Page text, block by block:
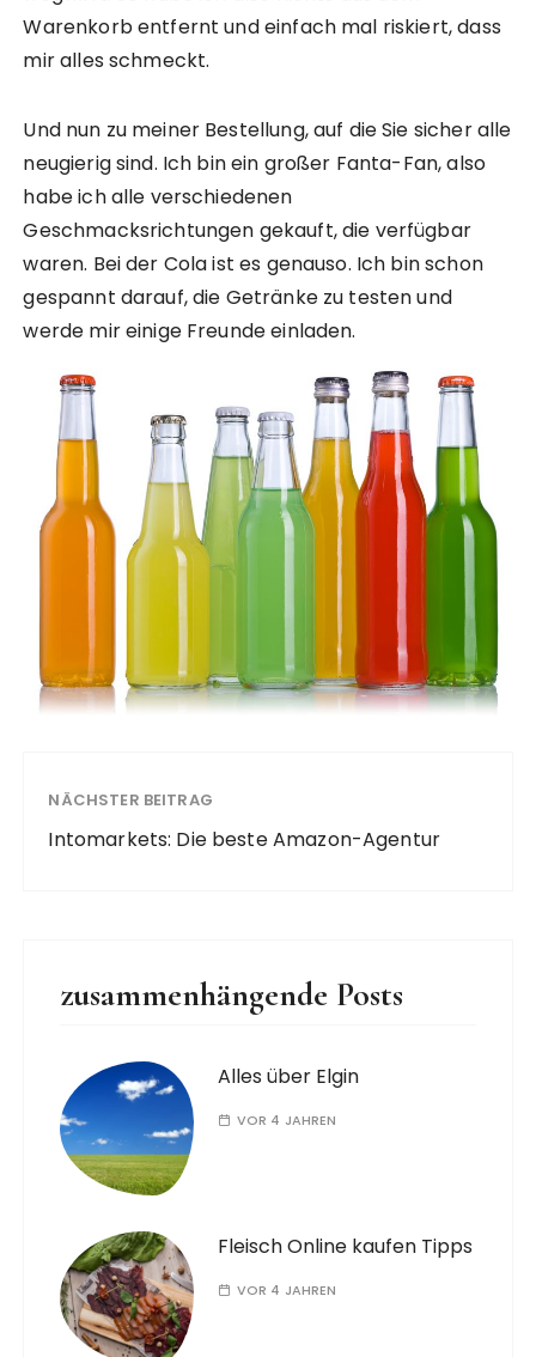
Warenkorb entfernt und einfach mal riskiert, dass
mir alles schmeckt.
Und nun zu meiner Bestellung, auf die Sie sicher alle
neugierig sind. Ich bin ein großer Fanta-Fan, also
habe ich alle verschiedenen
Geschmacksrichtungen gekauft, die verfügbar
waren. Bei der Cola ist es genauso. Ich bin schon
gespannt darauf, die Getränke zu testen und
werde mir einige Freunde einladen.
NÄCHSTER BEITRAG
Intomarkets: Die beste Amazon-Agentur
zusammenhängende Posts
Alles über Elgin
VOR 4 JAHREN
Fleisch Online kaufen Tipps
VOR 4 JAHREN